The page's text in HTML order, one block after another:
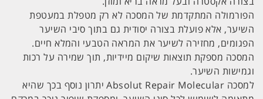
הפורמולה המתקדמת של המסכה לא רק מטפלת במעטפת
השיער, אלא פועלת בצורה יסודית גם בתוך סיבי השיער
הפגומים, מחזירה לשיער את המראה הטבעי והמלא חיים.
המסכה מספקת תוצאות שיקום מיידיות, תוך שמירה על רכות
וגמישות השיער.
למסכה Absolut Repair Molecular יתרון נוסף בכך שהיא